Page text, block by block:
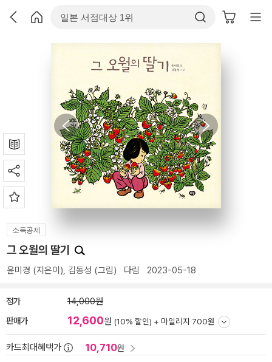
소득공제
그 오월의 딸기
윤미경 (지은이), 김동성 (그림) 다림 2023-05-18
정가 14,000원
판매가 12,600원 (10% 할인) + 마일리지 700원
카드최대혜택가 10,710원